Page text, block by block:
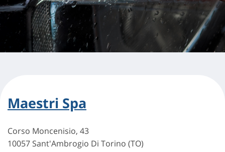
Maestri Spa
Corso Moncenisio, 43
10057 Sant'Ambrogio Di Torino (TO)